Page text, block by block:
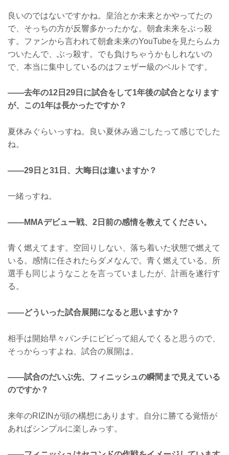
良いのではないですかね。皇治とか未来とかやってたの
で、そっちの方が反響多かったかな。朝倉未来をぶっ殺
す。ファンから言われて朝倉未来のYouTubeを見たらムカ
ついたんで、ぶっ殺す。でも負けちゃうかもしれないの
で、本当に集中しているのはフェザー級のベルトです。
——去年の12日29日に試合をして1年後の試合となります
が、この1年は長かったですか？
夏休みぐらいっすね。良い夏休み過ごしたって感じでした
ね。
——29日と31日、大晦日は違いますか？
一緒っすね。
——MMAデビュー戦、2日前の感情を教えてください。
青く燃えてます。空回りしない、落ち着いた状態で燃えて
いる。感情に任されたらダメなんで。青く燃えている。所
選手も同じようなことを言っていましたが、計画を遂行す
る。
——どういった試合展開になると思いますか？
相手は開始早々パンチにビビって組んでくると思うので、
そっからっすよね、試合の展開は。
——試合のだいぶ先、フィニッシュの瞬間まで見えている
のですか？
来年のRIZINが頭の構想にあります。自分に勝てる覚悟が
あればシンプルに楽しみっす。